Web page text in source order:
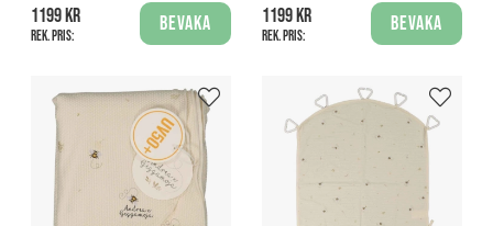
1199 kr
Rek. pris:
Bevaka
1199 kr
Rek. pris:
Bevaka